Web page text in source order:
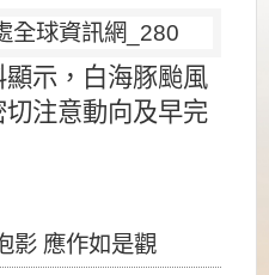
示，白海豚颱風
注意動向及早完
影 應作如是觀